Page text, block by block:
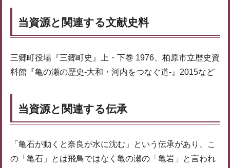
当資源と関連する文献史料
三郷町役場『三郷町史』上・下巻 1976、柏原市立歴史資
料館『亀の瀬の歴史-大和・河内をつなぐ道-』2015など
当資源と関連する伝承
「亀石が動くと奈良が水に沈む」という伝承があり、こ
の「亀石」とは飛鳥ではなく亀の瀬の「亀岩」と言われ